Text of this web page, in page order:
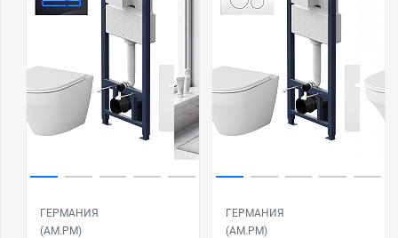
ГЕРМАНИЯ
(AM.PM)
ГЕРМАНИЯ
(AM.PM)